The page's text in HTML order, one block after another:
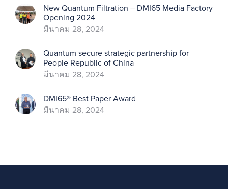
New Quantum Filtration – DMI65 Media Factory
Opening 2024
มีนาคม 28, 2024
Quantum secure strategic partnership for
People Republic of China
มีนาคม 28, 2024
DMI65® Best Paper Award
มีนาคม 28, 2024